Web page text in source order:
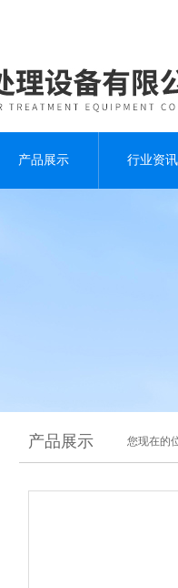
产品展示 行业资讯
产品展示 您现在的